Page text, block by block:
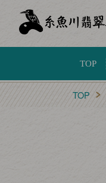
TOP
TOP